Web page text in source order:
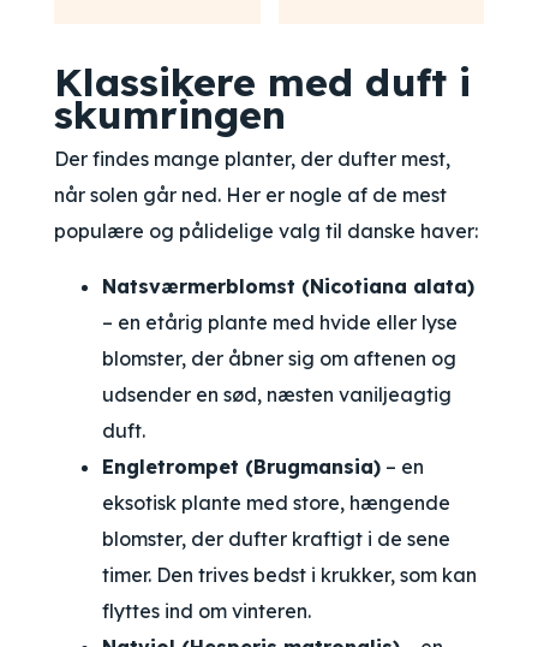
Klassikere med duft i
skumringen
Der findes mange planter, der dufter mest,
når solen går ned. Her er nogle af de mest
populære og pålidelige valg til danske haver:
Natsværmerblomst (Nicotiana alata)
– en etårig plante med hvide eller lyse
blomster, der åbner sig om aftenen og
udsender en sød, næsten vaniljeagtig
duft.
Engletrompet (Brugmansia) – en
eksotisk plante med store, hængende
blomster, der dufter kraftigt i de sene
timer. Den trives bedst i krukker, som kan
flyttes ind om vinteren.